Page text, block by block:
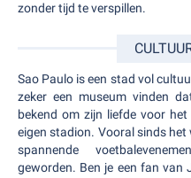
zonder tijd te verspillen.
Sao Paulo is een stad vol
zeker een museum vinden
bekend om zijn liefde voor
eigen stadion. Vooral sinds
spannende
geworden. Ben je een fan van